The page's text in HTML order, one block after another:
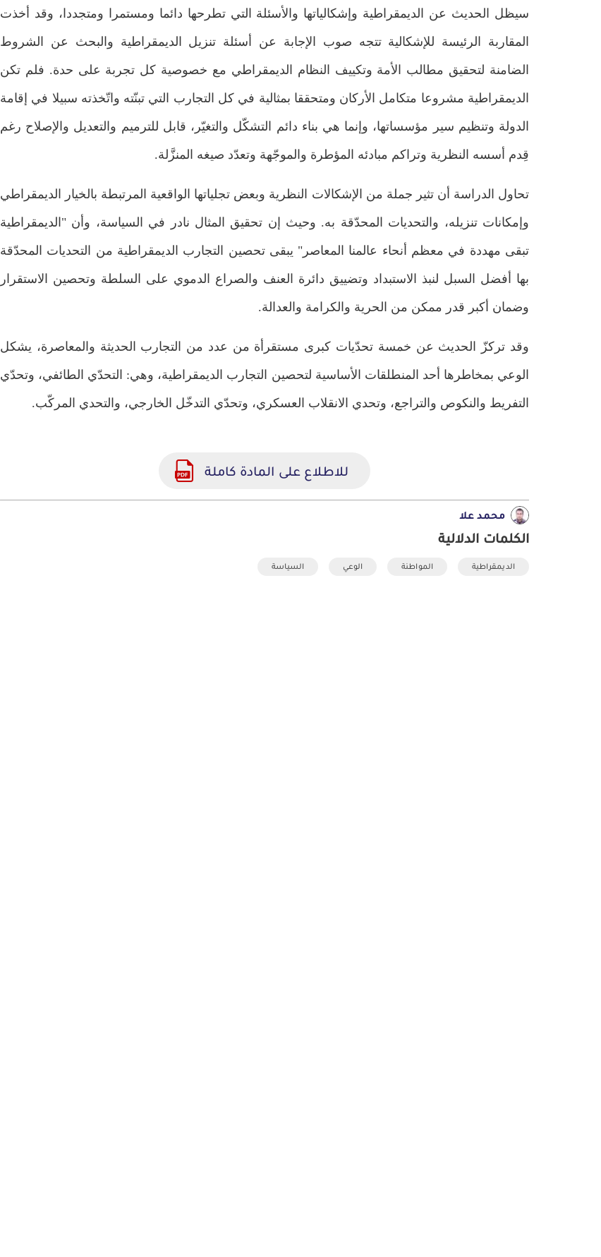
سيظل الحديث عن الديمقراطية وإشكالياتها والأسئلة التي تطرحها دائما ومستمرا ومتجددا، وقد أخذت
المقاربة الرئيسة للإشكالية تتجه صوب الإجابة عن أسئلة تنزيل الديمقراطية والبحث عن الشروط
الضامنة لتحقيق مطالب الأمة وتكييف النظام الديمقراطي مع خصوصية كل تجربة على حدة. فلم تكن
الديمقراطية مشروعا متكامل الأركان ومتحققا بمثالية في كل التجارب التي تبنّته واتّخذته سبيلا في إقامة
الدولة وتنظيم سير مؤسساتها، وإنما هي بناء دائم التشكّل والتغيّر، قابل للترميم والتعديل والإصلاح رغم
قِدم أسسه النظرية وتراكم مبادئه المؤطرة والموجّهة وتعدّد صيغه المنزَّلة.
تحاول الدراسة أن تثير جملة من الإشكالات النظرية وبعض تجلياتها الواقعية المرتبطة بالخيار الديمقراطي
وإمكانات تنزيله، والتحديات المحدّقة به. وحيث إن تحقيق المثال نادر في السياسة، وأن "الديمقراطية
تبقى مهددة في معظم أنحاء عالمنا المعاصر" يبقى تحصين التجارب الديمقراطية من التحديات المحدّقة
بها أفضل السبل لنبذ الاستبداد وتضييق دائرة العنف والصراع الدموي على السلطة وتحصين الاستقرار
وضمان أكبر قدر ممكن من الحرية والكرامة والعدالة.
وقد تركزّ الحديث عن خمسة تحدّيات كبرى مستقرأة من عدد من التجارب الحديثة والمعاصرة، يشكل
الوعي بمخاطرها أحد المنطلقات الأساسية لتحصين التجارب الديمقراطية، وهي: التحدّي الطائفي، وتحدّي
التفريط والنكوص والتراجع، وتحدي الانقلاب العسكري، وتحدّي التدخّل الخارجي، والتحدي المركّب.
للاطلاع على المادة كاملة
محمد علا
الكلمات الدلالية
الديمقراطية المواطنة الوعي السياسة
بهرام شجاعي
بحوث ودراسات
مُستلّات من إصدارات المركز
مارس 11, 2025
ستيفين م. ديلو - تيموثي م. ديل
بحوث ودراسات
مايو 23, 2026